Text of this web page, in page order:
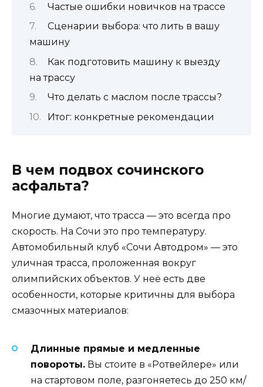
Частые ошибки новичков на трассе
Сценарии выбора: что лить в вашу
машину
Как подготовить машину к выезду
на трассу
Что делать с маслом после трассы?
Итог: конкретные рекомендации
В чем подвох сочинского
асфальта?
Многие думают, что трасса — это всегда про
скорость. На Сочи это про температуру.
Автомобильный клуб «Сочи Автодром» — это
уличная трасса, проложенная вокруг
олимпийских объектов. У неё есть две
особенности, которые критичны для выбора
смазочных материалов:
Длинные прямые и медленные
повороты. Вы стоите в «Ротвейлере» или
на стартовом поле, разгоняетесь до 250 км/